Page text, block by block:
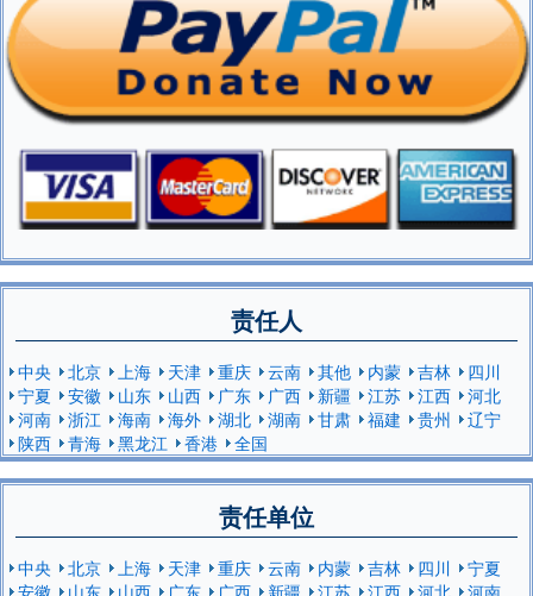
责任人
中央 北京 上海 天津 重庆 云南 其他 内蒙 吉林
四川
宁夏
安徽 山东 山西 广东 广西 新疆 江苏 江西
河北
河南
浙江 海南 海外 湖北 湖南 甘肃 福建 贵州
辽宁
陕西
青海 黑龙江 香港 全国
责任单位
中央 北京 上海 天津 重庆 云南 内蒙 吉林 四川
宁夏
安徽
山东 山西 广东 广西 新疆 江苏 江西 河北
河南